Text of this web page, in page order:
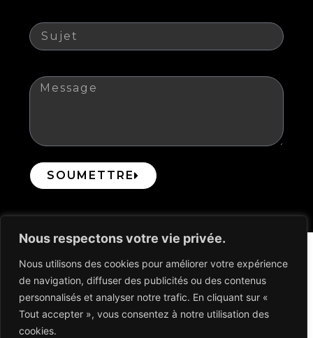
Nous respectons votre vie privée.
Nous utilisons des cookies pour améliorer votre expérience
de navigation, diffuser des publicités ou des contenus
personnalisés et analyser notre trafic. En cliquant sur «
Tout accepter », vous consentez à notre utilisation des
cookies.
SOUMETTRE
Smilers est un dispositif médical sur mesure réservé aux